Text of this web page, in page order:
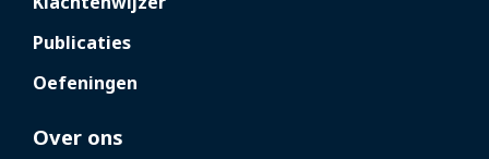
Publicaties
Oefeningen
Over ons